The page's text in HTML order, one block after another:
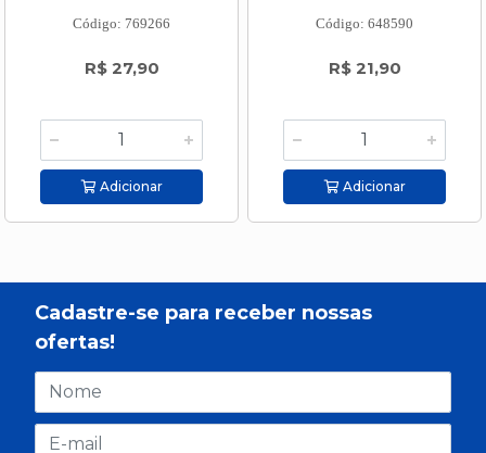
Código: 769266
R$ 27,90
Adicionar
Código: 648590
R$ 21,90
Adicionar
Cadastre-se para receber nossas
ofertas!